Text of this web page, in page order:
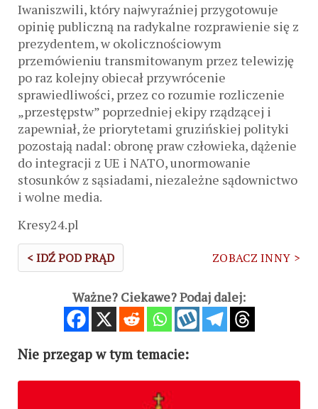
Iwaniszwili, który najwyraźniej przygotowuje
opinię publiczną na radykalne rozprawienie się z
prezydentem, w okolicznościowym
przemówieniu transmitowanym przez telewizję
po raz kolejny obiecał przywrócenie
sprawiedliwości, przez co rozumie rozliczenie
„przestępstw” poprzedniej ekipy rządzącej i
zapewniał, że priorytetami gruzińskiej polityki
pozostają nadal: obronę praw człowieka, dążenie
do integracji z UE i NATO, unormowanie
stosunków z sąsiadami, niezależne sądownictwo
i wolne media.
Kresy24.pl
< IDŹ POD PRĄD ZOBACZ INNY >
Ważne? Ciekawe? Podaj dalej:
Nie przegap w tym temacie: